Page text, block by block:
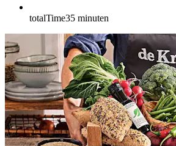
totalTime35 minuten